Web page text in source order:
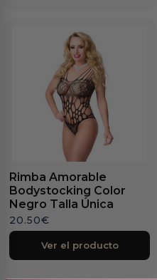
Rimba Amorable
Bodystocking Color
Negro Talla Única
20.50€
Ver el producto